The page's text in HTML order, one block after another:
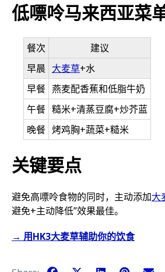
低嘌呤马来西亚菜
餐次
建议
早晨 大麦草+水
早餐 燕麦配香蕉和低脂牛奶
午餐 糙米+清蒸豆腐+炒芥蓝
晚餐 烤鸡胸+蔬菜+糙米
关键要点
避免高嘌呤食物的同时，主动添加大
避免+主动降低”效果最佳。
→ 用HK3大麦草辅助你的饮食